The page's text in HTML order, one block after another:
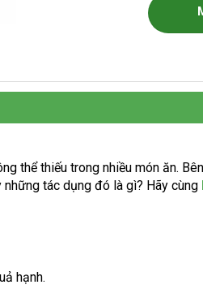
thể thiếu trong nhiều món ăn.
tác dụng đó là gì? Hãy cùng
hạnh.